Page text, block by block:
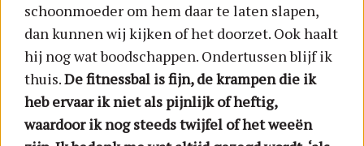
schoonmoeder om hem daar te laten slapen,
dan kunnen wij kijken of het doorzet. Ook haalt
hij nog wat boodschappen. Ondertussen blijf ik
thuis.De fitnessbal is fijn, de krampen die ik
heb ervaar ik niet als pijnlijk of heftig,
waardoor ik nog steeds twijfel of het weeën